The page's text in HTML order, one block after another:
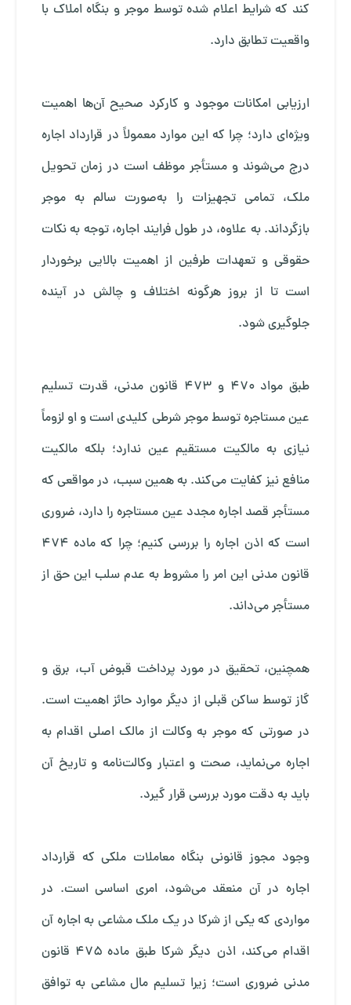
کند که شرایط اعلام شده توسط موجر و بنگاه املاک با
واقعیت تطابق دارد.
ارزیابی امکانات موجود و کارکرد صحیح آن‌ها اهمیت
ویژه‌ای دارد؛ چرا که این موارد معمولاً در قرارداد اجاره
درج می‌شوند و مستأجر موظف است در زمان تحویل
ملک، تمامی تجهیزات را به‌صورت سالم به موجر
بازگرداند. به علاوه، در طول فرایند اجاره، توجه به نکات
حقوقی و تعهدات طرفین از اهمیت بالایی برخوردار
است تا از بروز هرگونه اختلاف و چالش در آینده
جلوگیری شود.
طبق مواد ۴۷۰ و ۴۷۳ قانون مدنی، قدرت تسلیم
عین مستاجره توسط موجر شرطی کلیدی است و او لزوماً
نیازی به مالکیت مستقیم عین ندارد؛ بلکه مالکیت
منافع نیز کفایت می‌کند. به همین سبب، در مواقعی که
مستأجر قصد اجاره مجدد عین مستاجره را دارد، ضروری
است که اذن اجاره را بررسی کنیم؛ چرا که ماده ۴۷۴
قانون مدنی این امر را مشروط به عدم سلب این حق از
مستأجر می‌داند.
همچنین، تحقیق در مورد پرداخت قبوض آب، برق و
گاز توسط ساکن قبلی از دیگر موارد حائز اهمیت است.
در صورتی که موجر به وکالت از مالک اصلی اقدام به
اجاره می‌نماید، صحت و اعتبار وکالت‌نامه و تاریخ آن
باید به دقت مورد بررسی قرار گیرد.
وجود مجوز قانونی بنگاه معاملات ملکی که قرارداد
اجاره در آن منعقد می‌شود، امری اساسی است. در
مواردی که یکی از شرکا در یک ملک مشاعی به اجاره آن
اقدام می‌کند، اذن دیگر شرکا طبق ماده ۴۷۵ قانون
مدنی ضروری است؛ زیرا تسلیم مال مشاعی به توافق